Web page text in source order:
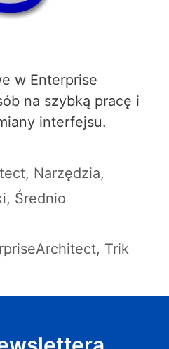
w Enterprise
na szybką pracę i
interfejsu.
, Narzędzia,
, Średnio
, Trik